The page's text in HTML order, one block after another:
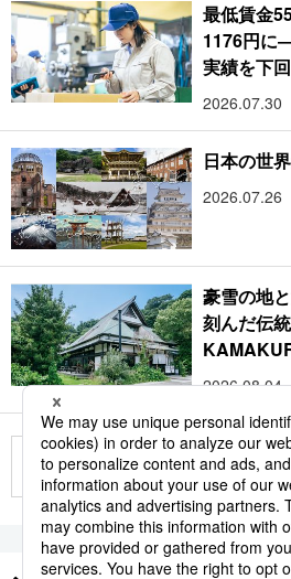
最低賃金
1176円に
実績を下
2026.07.30
日本の世
2026.07.26
豪雪の地
刻んだ伝
2026.08.04
もっと見る